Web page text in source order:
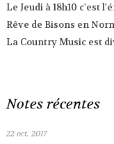
Le Jeudi à 18h10 c'est
Rêve de Bisons en
La Country Music est
Notes récentes
22 oct. 2017